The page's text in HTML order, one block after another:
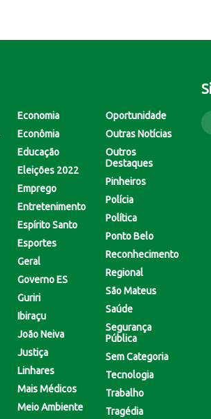
Economia
Econômia
Educação
Eleições 2022
Emprego
Entretenimento
Espírito Santo
Esportes
Geral
Governo ES
Guriri
Ibiraçu
João Neiva
Justiça
Linhares
Mais Médicos
Meio Ambiente
Oportunidade
Outras Notícias
Outros
Destaques
Pinheiros
Polícia
Política
Ponto Belo
Reconhecimento
Regional
São Mateus
Saúde
Segurança
Pública
Sem Categoria
Tecnologia
Trabalho
Tragédia